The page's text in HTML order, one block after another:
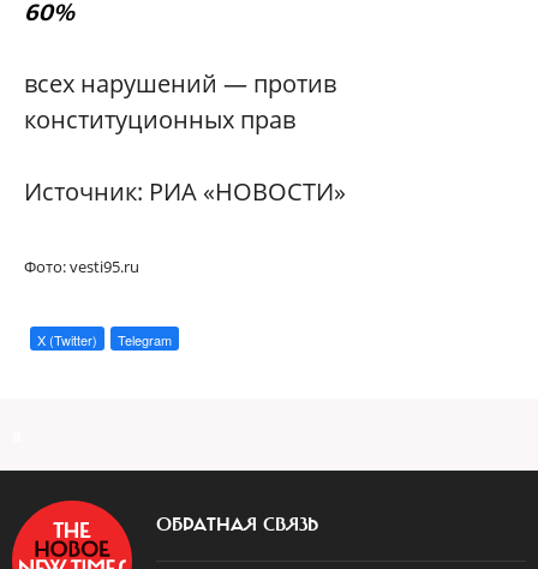
60%
всех нарушений — против
конституционных прав
Источник: РИА «НОВОСТИ»
Фото: vesti95.ru
X (Twitter) Telegram
ОБРАТНАЯ СВЯЗЬ